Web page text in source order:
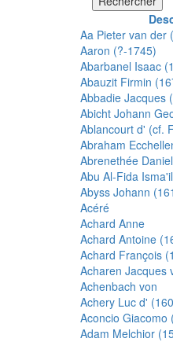
Aa Pieter van der
Aaron (?-1745)
Abarbanel Isaac
Abauzit Firmin
Abbadie Jacques
Abicht Johann
Ablancourt d' (cf.
Abraham
Abrenethée
Abu Al-Fida
Abyss Johann
Acéré
Achard Anne
Achard Antoine
Achard François
Acharen Jacques
Achenbach von
Achery Luc d'
Aconcio Giacomo
Adam Melchior